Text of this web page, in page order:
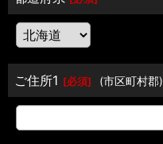
ご住所1 [必須] (市区町村郡)